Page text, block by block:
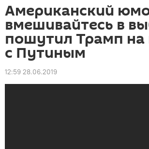
Американский
вмешивайтесь в
пошутил Трамп на
с Путиным
12:59 28.06.2019